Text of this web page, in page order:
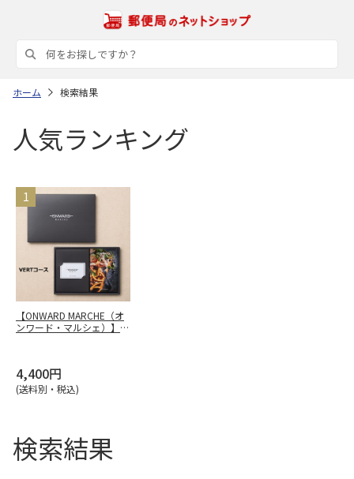
ホーム 検索結果
人気ランキング
【ONWARD MARCHE（オ
ンワード・マルシェ）】
4,400円
(送料別・税込)
検索結果